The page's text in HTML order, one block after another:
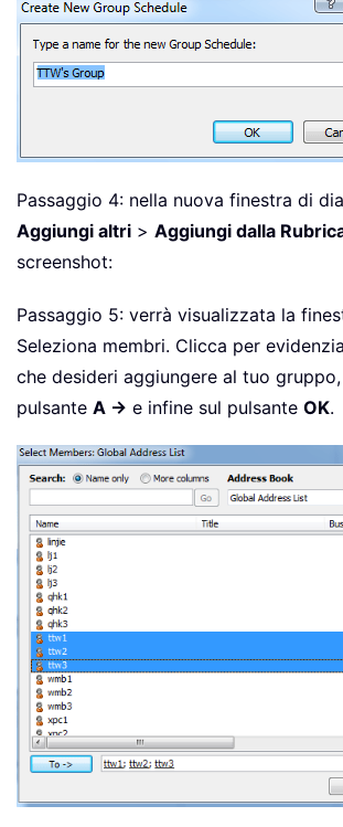
Passaggio 4: nella nuova finestra di
Aggiungi altri > Aggiungi dalla
screenshot:
Passaggio 5: verrà visualizzata la
Seleziona membri. Clicca per
che desideri aggiungere al tuo
pulsante A -> e infine sul pulsante OK.